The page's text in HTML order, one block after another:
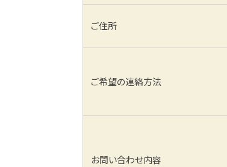
ご住所
ご希望の連絡方法
お問い合わせ内容